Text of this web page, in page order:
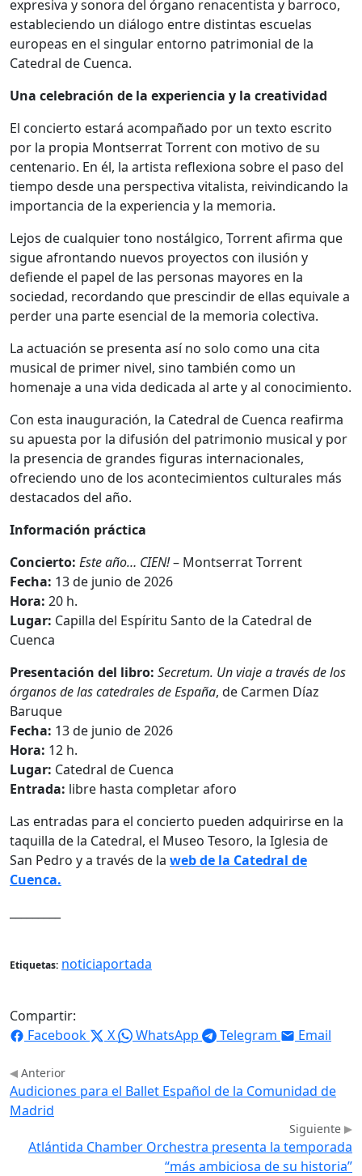
expresiva y sonora del órgano renacentista y barroco,
estableciendo un diálogo entre distintas escuelas
europeas en el singular entorno patrimonial de la
Catedral de Cuenca.
Una celebración de la experiencia y la creatividad
El concierto estará acompañado por un texto escrito
por la propia Montserrat Torrent con motivo de su
centenario. En él, la artista reflexiona sobre el paso del
tiempo desde una perspectiva vitalista, reivindicando la
importancia de la experiencia y la memoria.
Lejos de cualquier tono nostálgico, Torrent afirma que
sigue afrontando nuevos proyectos con ilusión y
defiende el papel de las personas mayores en la
sociedad, recordando que prescindir de ellas equivale a
perder una parte esencial de la memoria colectiva.
La actuación se presenta así no solo como una cita
musical de primer nivel, sino también como un
homenaje a una vida dedicada al arte y al conocimiento.
Con esta inauguración, la Catedral de Cuenca reafirma
su apuesta por la difusión del patrimonio musical y por
la presencia de grandes figuras internacionales,
ofreciendo uno de los acontecimientos culturales más
destacados del año.
Información práctica
Concierto: Este año… CIEN!– Montserrat Torrent
Fecha: 13 de junio de 2026
Hora: 20 h.
Lugar: Capilla del Espíritu Santo de la Catedral de
Cuenca
Presentación del libro: Secretum. Un viaje a través de los
órganos de las catedrales de España, de Carmen Díaz
Baruque
Fecha: 13 de junio de 2026
Hora: 12 h.
Lugar: Catedral de Cuenca
Entrada: libre hasta completar aforo
Las entradas para el concierto pueden adquirirse en la
taquilla de la Catedral, el Museo Tesoro, la Iglesia de
San Pedro y a través de la web de la Catedral de
Cuenca.
Etiquetas: noticiaportada
Compartir:
Facebook
X WhatsApp Telegram Email
Anterior
Audiciones para el Ballet Español de la Comunidad de
Madrid
Siguiente
Atlántida Chamber Orchestra presenta la temporada
“más ambiciosa de su historia”